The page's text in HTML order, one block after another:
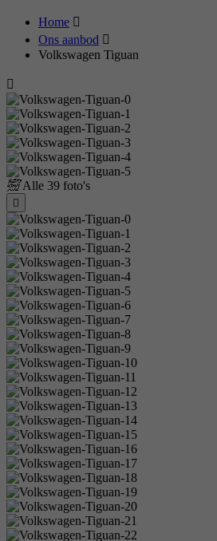
Home
Ons aanbod
Volkswagen Tiguan
Alle 39 foto's